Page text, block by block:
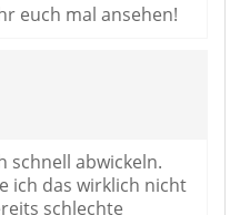
euch mal ansehen!
schnell abwickeln.
ich das wirklich nicht
schlechte